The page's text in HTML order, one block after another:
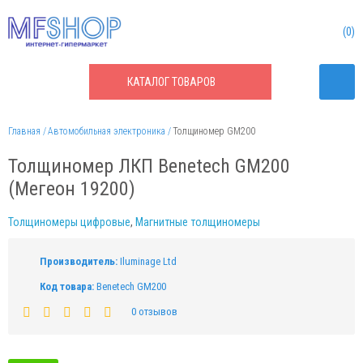
КАТАЛОГТОВАРОВ
0
Главная Автомобильная электроника Толщиномер GM200
Толщиномер ЛКП Benetech GM200
(Мегеон 19200)
Толщиномеры цифровые, Магнитные толщиномеры
Производитель: Iluminage Ltd
Код товара: Benetech GM200
0 отзывов